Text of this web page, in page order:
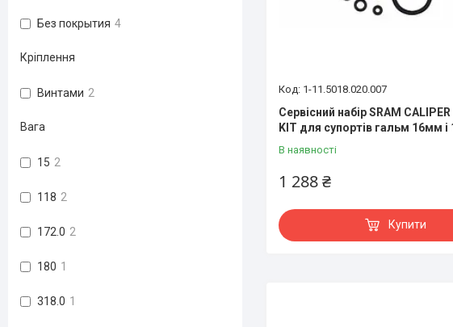
1-11.5018.020.007
Сервісний набір SRAM CALIPER
KIT для супортів гальм 16мм
В наявності
1 288 ₴
Купити
Без покрытия 4
Кріплення
Винтами 2
Вага
15 2
118 2
172.0 2
180 1
318.0 1